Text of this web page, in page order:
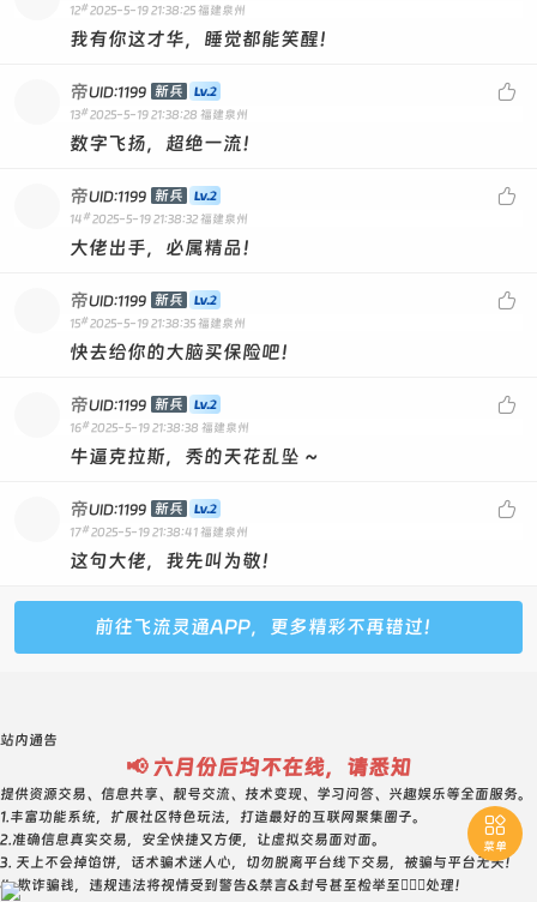
12# 2025-5-19 21:38:25 福建泉州
我有你这才华，睡觉都能笑醒！

帝UID:1199 新兵
13# 2025-5-19 21:38:28 福建泉州
数字飞扬，超绝一流！

帝UID:1199 新兵
14 # 2025-5-19 21:38:32 福建泉州
大佬出手，必属精品！

帝UID:1199 新兵
15# 2025-5-19 21:38:35 福建泉州
快去给你的大脑买保险吧！

帝UID:1199 新兵
16# 2025-5-19 21:38:38 福建泉州
牛逼克拉斯，秀的天花乱坠 ~

帝UID:1199 新兵
17# 2025-5-19 21:38:41 福建泉州
这句大佬，我先叫为敬！
前往飞流灵通APP，更多精彩不再错过！

菜单
站内通告
📢 六月份后均不在线，请悉知
提供资源交易、信息共享、靓号交流、技术变现、学习问答、兴趣娱乐等全面服务。
1.丰富功能系统，扩展社区特色玩法，打造最好的互联网聚集圈子。
2.准确信息真实交易，安全快捷又方便，让虚拟交易面对面。
3. 天上不会掉馅饼，话术骗术迷人心，切勿脱离平台线下交易，被骗与平台无关！
4. 欺诈骗钱，违规违法将视情受到警告&禁言&封号甚至检举至👮🏻‍♀️处理！